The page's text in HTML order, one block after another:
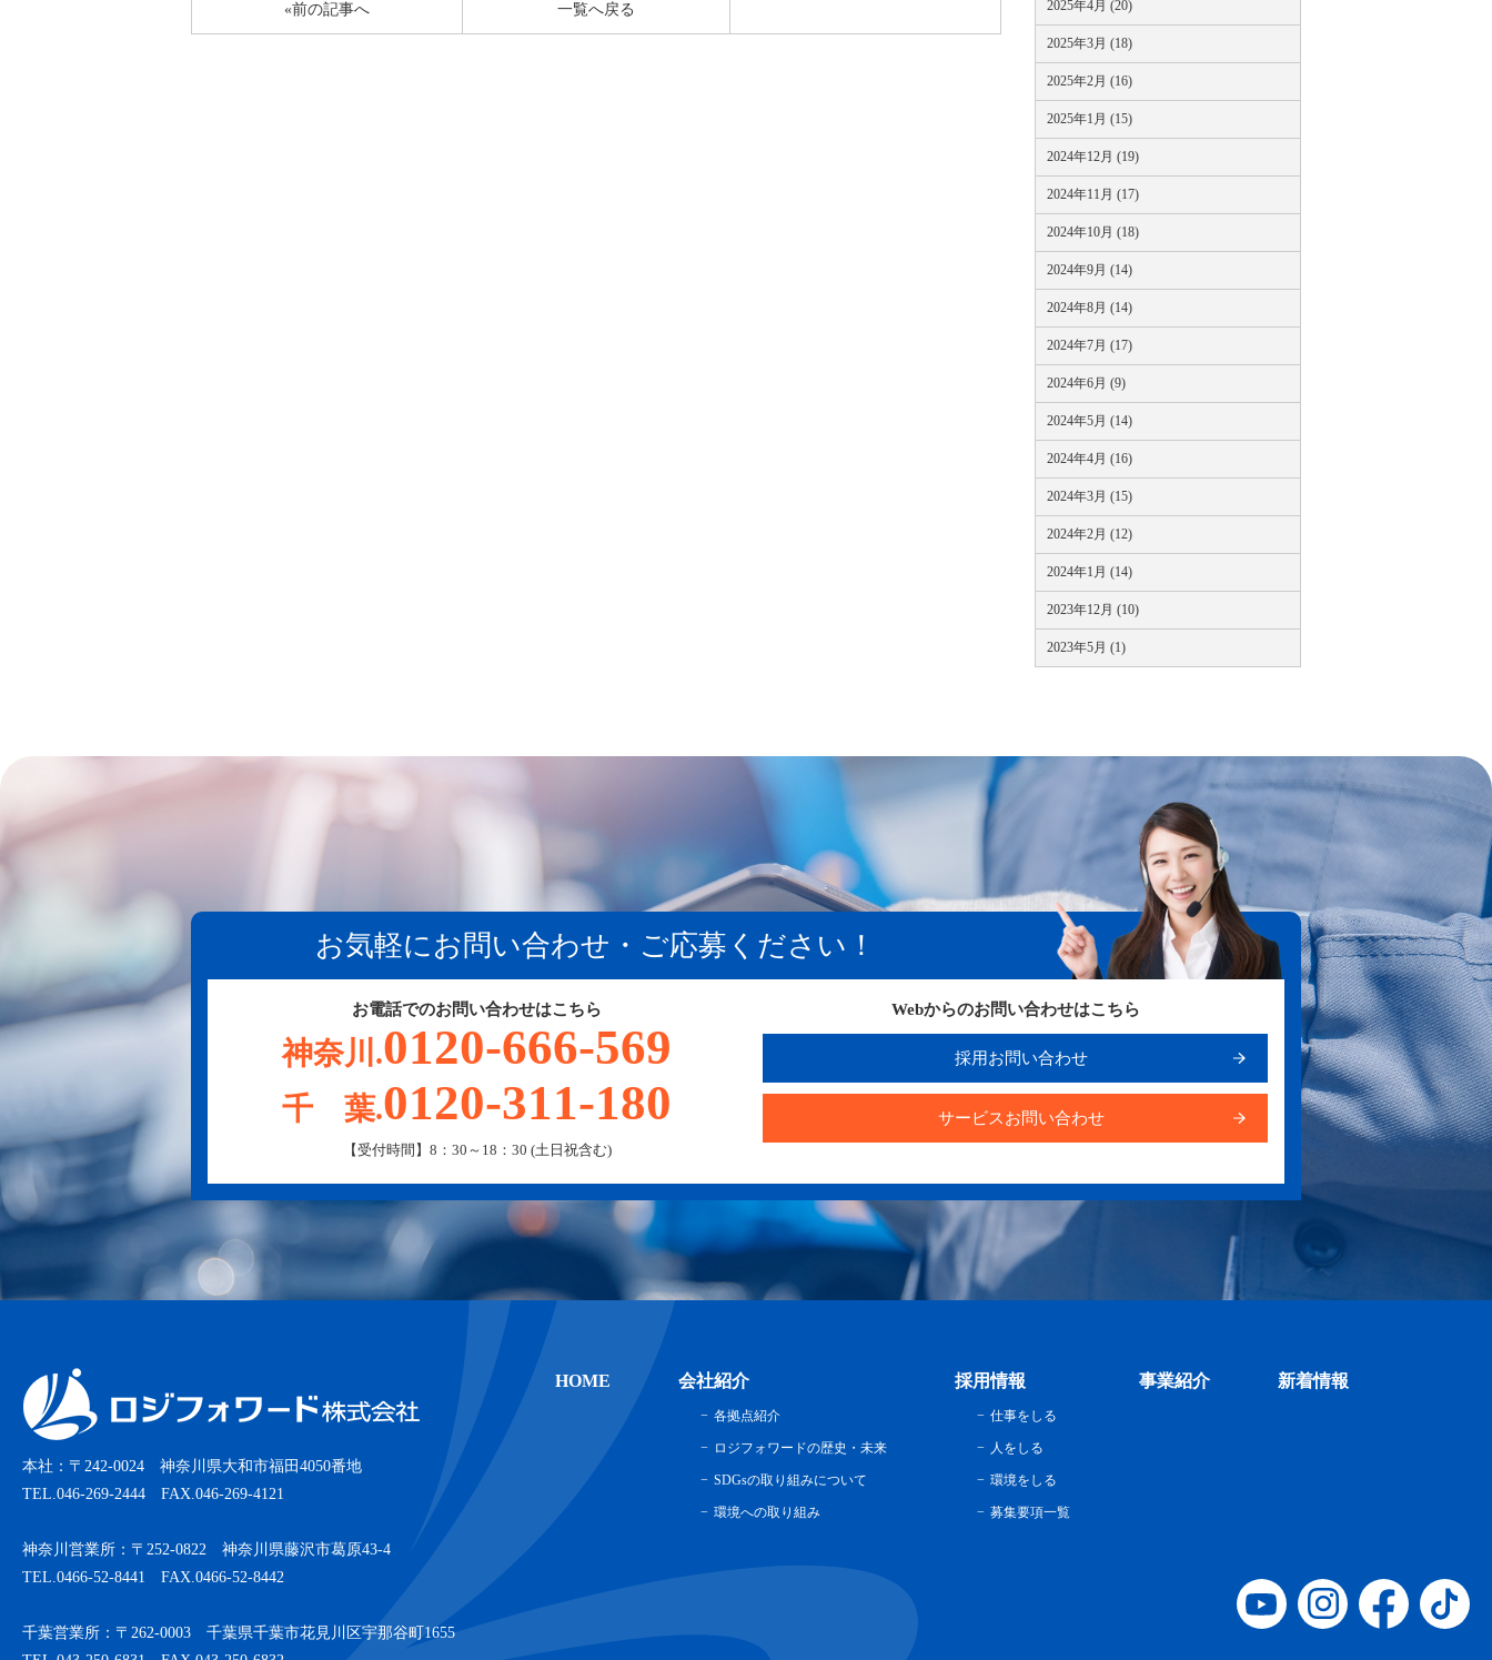
«前の記事へ 一覧へ戻る 2025年4月 (20)
2025年3月 (18)
2025年2月 (16)
2025年1月 (15)
2024年12月 (19)
2024年11月 (17)
2024年10月 (18)
2024年9月 (14)
2024年8月 (14)
2024年7月 (17)
2024年6月 (9)
2024年5月 (14)
2024年4月 (16)
2024年3月 (15)
2024年2月 (12)
2024年1月 (14)
2023年12月 (10)
2023年5月 (1)
お気軽にお問い合わせ・ご応募ください！
お電話でのお問い合わせはこちら
神奈川.0120-666-569
千 葉.0120-311-180
【受付時間】8：30～18：30 (土日祝含む)
Webからのお問い合わせはこちら
採用お問い合わせ
サービスお問い合わせ
本社：〒242-0024 神奈川県大和市福田4050番地
TEL.046-269-2444 FAX.046-269-4121
神奈川営業所：〒252-0822 神奈川県藤沢市葛原43-4
TEL.0466-52-8441 FAX.0466-52-8442
千葉営業所：〒262-0003 千葉県千葉市花見川区宇那谷町1655
HOME 会社紹介
各拠点紹介
ロジフォワードの歴史・未来
SDGsの取り組みについて
環境への取り組み
採用情報
仕事をしる
人をしる
環境をしる
募集要項一覧
事業紹介 新着情報